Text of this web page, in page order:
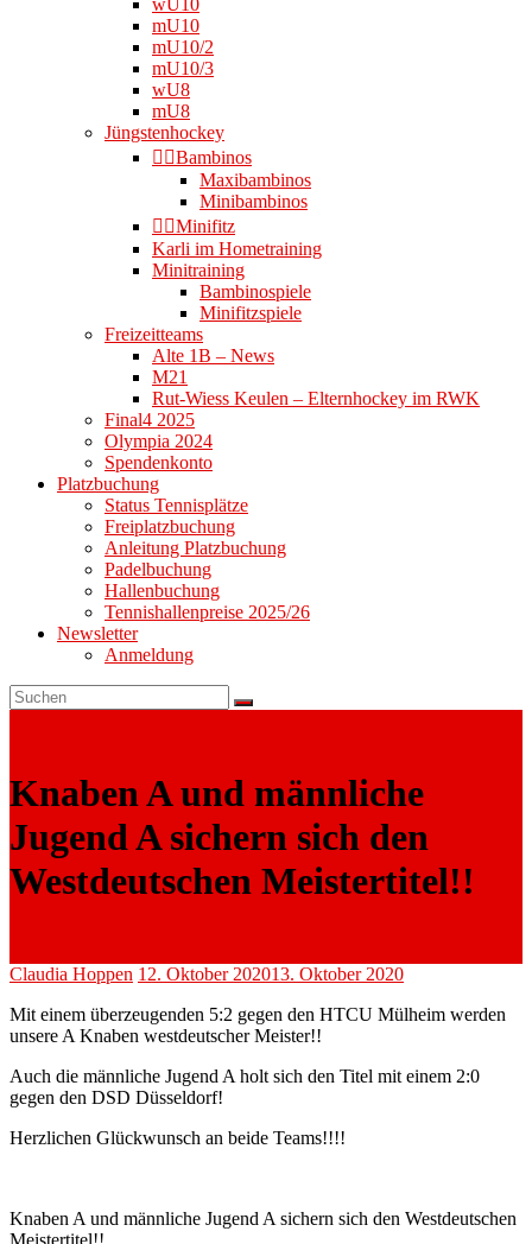
wU10
mU10
mU10/2
mU10/3
wU8
mU8
Jüngstenhockey
👉🏻Bambinos
Maxibambinos
Minibambinos
👉🏻Minifitz
Karli im Hometraining
Minitraining
Bambinospiele
Minifitzspiele
Freizeitteams
Alte 1B – News
M21
Rut-Wiess Keulen – Elternhockey im RWK
Final4 2025
Olympia 2024
Spendenkonto
Platzbuchung
Status Tennisplätze
Freiplatzbuchung
Anleitung Platzbuchung
Padelbuchung
Hallenbuchung
Tennishallenpreise 2025/26
Newsletter
Anmeldung
Knaben A und männliche
Jugend A sichern sich den
Westdeutschen Meistertitel!!
Claudia Hoppen 12. Oktober 202013. Oktober 2020
Mit einem überzeugenden 5:2 gegen den HTCU Mülheim werden
unsere A Knaben westdeutscher Meister!!
Auch die männliche Jugend A holt sich den Titel mit einem 2:0
gegen den DSD Düsseldorf!
Herzlichen Glückwunsch an beide Teams!!!!
Knaben A und männliche Jugend A sichern sich den Westdeutschen